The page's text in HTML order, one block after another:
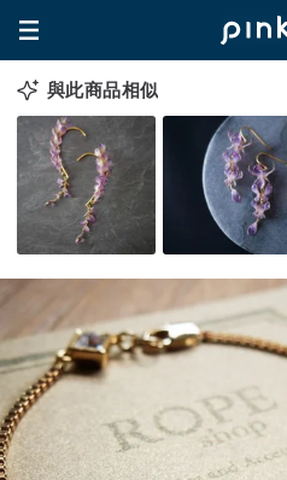
與此商品相似